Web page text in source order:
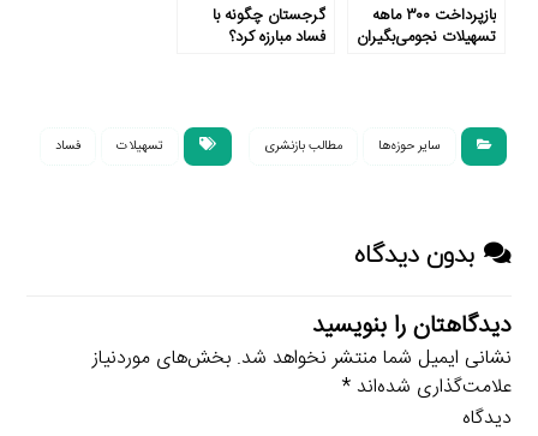
بازپرداخت ۳۰۰ ماهه
تسهیلات نجومی‌بگیران
گرجستان چگونه با
فساد مبارزه کرد؟
سایر حوزه‌ها مطالب بازنشری تسهیلات فساد
بدون دیدگاه
دیدگاهتان را بنویسید
نشانی ایمیل شما منتشر نخواهد شد. بخش‌های موردنیاز
علامت‌گذاری شده‌اند*
دیدگاه